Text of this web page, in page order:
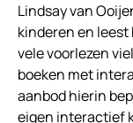
Lindsay van
kinderen en leest
vele voorlezen
boeken met
aanbod hierin
eigen interactief